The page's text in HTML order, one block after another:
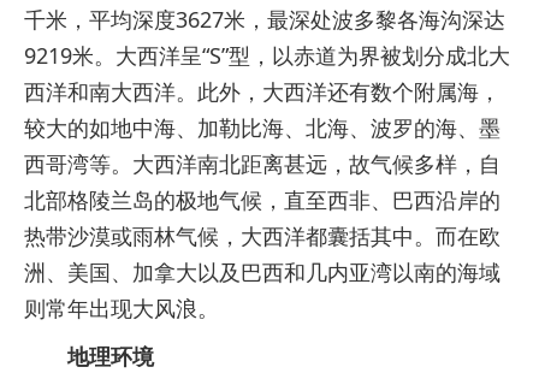
千米，平均深度3627米，最深处波多黎各海沟深达
9219米。大西洋呈“S”型，以赤道为界被划分成北大
西洋和南大西洋。此外，大西洋还有数个附属海，
较大的如地中海、加勒比海、北海、波罗的海、墨
西哥湾等。大西洋南北距离甚远，故气候多样，自
北部格陵兰岛的极地气候，直至西非、巴西沿岸的
热带沙漠或雨林气候，大西洋都囊括其中。而在欧
洲、美国、加拿大以及巴西和几内亚湾以南的海域
则常年出现大风浪。
地理环境